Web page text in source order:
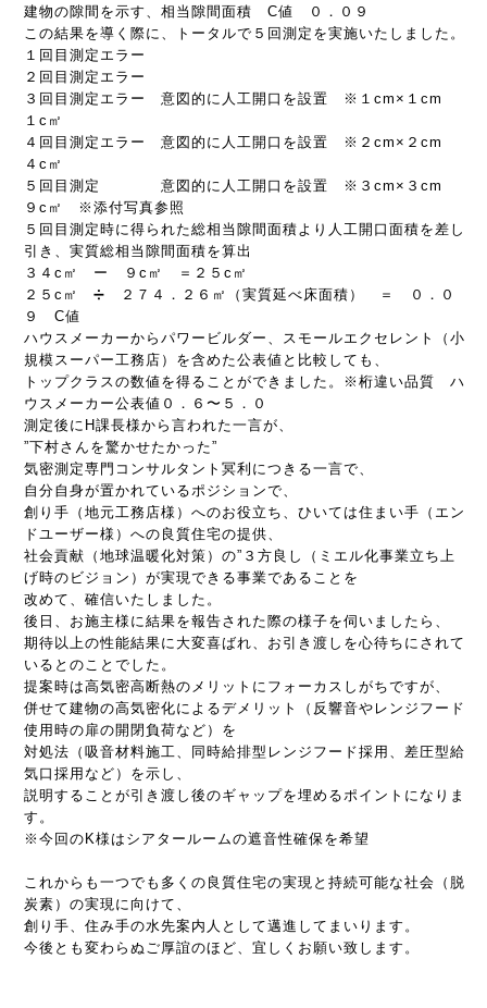
建物の隙間を示す、相当隙間面積 C値 ０．０９
この結果を導く際に、トータルで５回測定を実施いたしました。
１回目測定エラー
２回目測定エラー
３回目測定エラー 意図的に人工開口を設置 ※１cm×１cm
１c㎡
４回目測定エラー 意図的に人工開口を設置 ※２cm×２cm
４c㎡
５回目測定 意図的に人工開口を設置 ※３cm×３cm
９c㎡ ※添付写真参照
５回目測定時に得られた総相当隙間面積より人工開口面積を差し
引き、実質総相当隙間面積を算出
３４c㎡ ー ９c㎡ ＝２５c㎡
２５c㎡ ➗ ２７４．２６㎡（実質延べ床面積） ＝ ０．０
９ C値
ハウスメーカーからパワービルダー、スモールエクセレント（小
規模スーパー工務店）を含めた公表値と比較しても、
トップクラスの数値を得ることができました。※桁違い品質 ハ
ウスメーカー公表値０．６〜５．０
測定後にH課長様から言われた一言が、
”下村さんを驚かせたかった”
気密測定専門コンサルタント冥利につきる一言で、
自分自身が置かれているポジションで、
創り手（地元工務店様）へのお役立ち、ひいては住まい手（エン
ドユーザー様）への良質住宅の提供、
社会貢献（地球温暖化対策）の”３方良し（ミエル化事業立ち上
げ時のビジョン）が実現できる事業であることを
改めて、確信いたしました。
後日、お施主様に結果を報告された際の様子を伺いましたら、
期待以上の性能結果に大変喜ばれ、お引き渡しを心待ちにされて
いるとのことでした。
提案時は高気密高断熱のメリットにフォーカスしがちですが、
併せて建物の高気密化によるデメリット（反響音やレンジフード
使用時の扉の開閉負荷など）を
対処法（吸音材料施工、同時給排型レンジフード採用、差圧型給
気口採用など）を示し、
説明することが引き渡し後のギャップを埋めるポイントになりま
す。
※今回のK様はシアタールームの遮音性確保を希望
これからも一つでも多くの良質住宅の実現と持続可能な社会（脱
炭素）の実現に向けて、
創り手、住み手の水先案内人として邁進してまいります。
今後とも変わらぬご厚誼のほど、宜しくお願い致します。